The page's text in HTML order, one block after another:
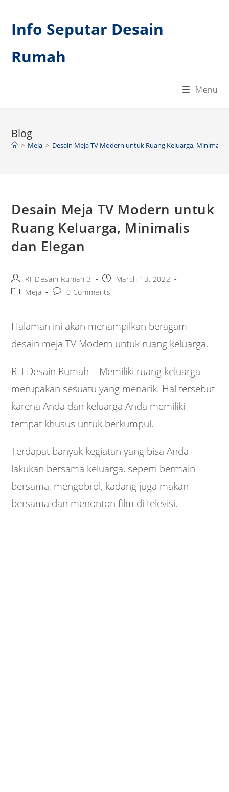
contentInfo Seputar Desain
Rumah
Menu
Blog
> Meja > Desain Meja TV Modern untuk Ruang Keluarga, Minimalis
Desain Meja TV Modern untuk
Ruang Keluarga, Minimalis
dan Elegan
Post
author:
RHDesain Rumah 3
Post
published:
March 13, 2022
PostMeja
Post0 Comments
Halaman ini akan menampilkan beragam
desain meja TV Modern untuk ruang keluarga.
RH Desain Rumah – Memiliki ruang keluarga
merupakan sesuatu yang menarik. Hal tersebut
karena Anda dan keluarga Anda memiliki
tempat khusus untuk berkumpul.
Terdapat banyak kegiatan yang bisa Anda
lakukan bersama keluarga, seperti bermain
bersama, mengobrol, kadang juga makan
bersama dan menonton film di televisi.